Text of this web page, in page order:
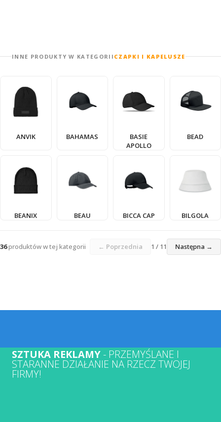
INNE PRODUKTY W KATEGORII CZAPKI I KAPELUSZE
ANVIK BAHAMAS
BASIE
APOLLO
BEAD
BEANIX BEAU BICCA CAP BILGOLA
36produktów w tej kategorii ← Poprzednia 1 / 11 Następna →
SZTUKA REKLAMY- PRZEMYŚLANE I
STARANNE DZIAŁANIE NA RZECZ TWOJEJ
FIRMY!